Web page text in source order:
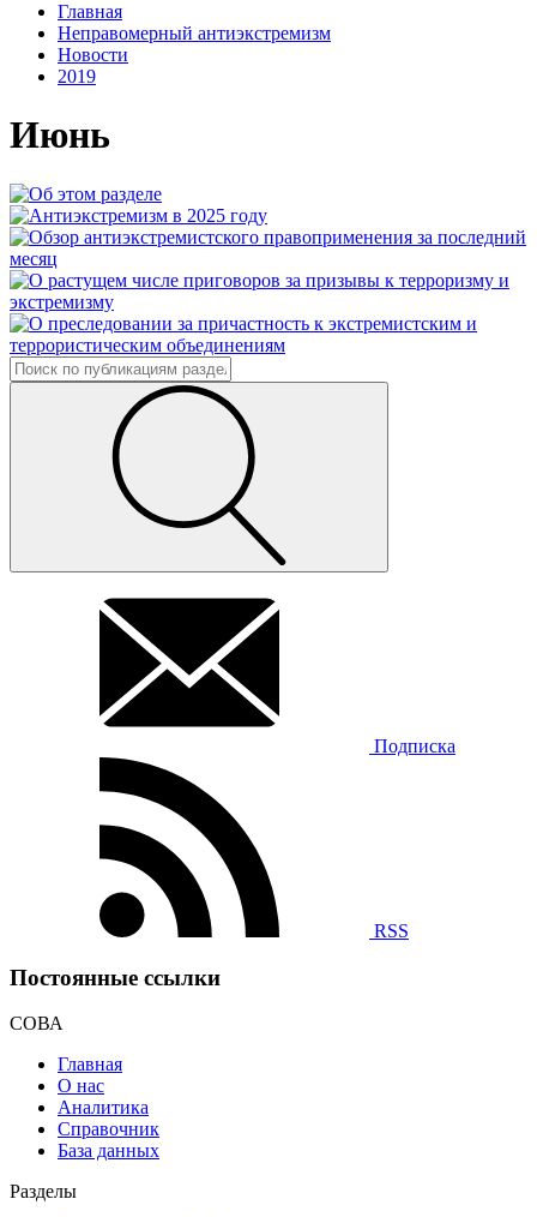
Главная
Неправомерный антиэкстремизм
Новости
2019
Июнь
Подписка
RSS
Постоянные ссылки
СОВА
Главная
О нас
Аналитика
Справочник
База данных
Разделы